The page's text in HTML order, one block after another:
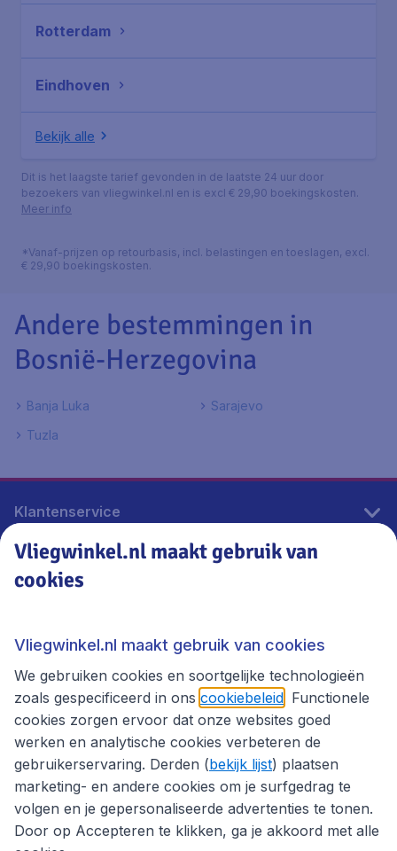
Rotterdam
Eindhoven
Bekijk alle
Dit is het laagste tarief gevonden in de laatste 24 uur door
bezoekers van vliegwinkel.nl en is excl € 29,90 boekingskosten.
Meer info
*Vanaf-prijzen op retourbasis, incl. belastingen en toeslagen, excl.
€ 29,90 boekingskosten.
Andere bestemmingen in
Bosnië-Herzegovina
Banja Luka
Sarajevo
Tuzla
Klantenservice
Vliegwinkel.nl
Thema's
Vliegwinkel.nl maakt gebruik van
cookies
Vliegwinkel.nl maakt gebruik van cookies
We gebruiken cookies en soortgelijke technologieën
zoals gespecificeerd in ons cookiebeleid . Functionele
cookies zorgen ervoor dat onze websites goed
werken en analytische cookies verbeteren de
gebruikerservaring. Derden (bekijk lijst) plaatsen
marketing- en andere cookies om je surfgedrag te
volgen en je gepersonaliseerde advertenties te tonen.
Door op Accepteren te klikken, ga je akkoord met alle